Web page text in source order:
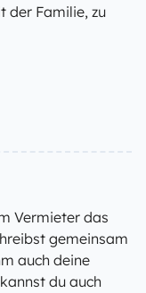
der Familie, zu
Vermieter das
gemeinsam
auch deine
du auch